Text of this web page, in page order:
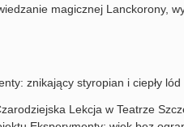
magicznej Lanckorony,
znikający styropian i ciepły lód
Lekcja w Teatrze